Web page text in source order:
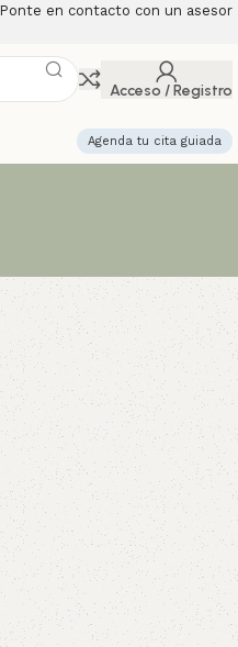
Ponte en contacto con un asesor
Acceso / Registro
Agenda tu cita guiada